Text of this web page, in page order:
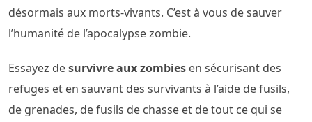
désormais aux morts-vivants. C’est à vous de sauver
l’humanité de l’apocalypse zombie.
Essayez desurvivre aux zombies en sécurisant des
refuges et en sauvant des survivants à l’aide de fusils,
de grenades, de fusils de chasse et de tout ce qui se